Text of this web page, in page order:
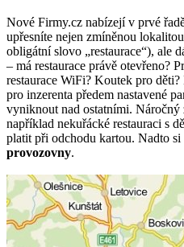
Nové Firmy.cz nabízejí v prvé
upřesníte nejen zmíněnou
obligátní slovo „restaurace“), ale
– má restaurace právě otevřeno?
restaurace WiFi? Koutek pro
pro inzerenta předem nastavené
vyniknout nad ostatními. Náročný
například nekuřácké restauraci s
platit při odchodu kartou. Nadto
provozovny.